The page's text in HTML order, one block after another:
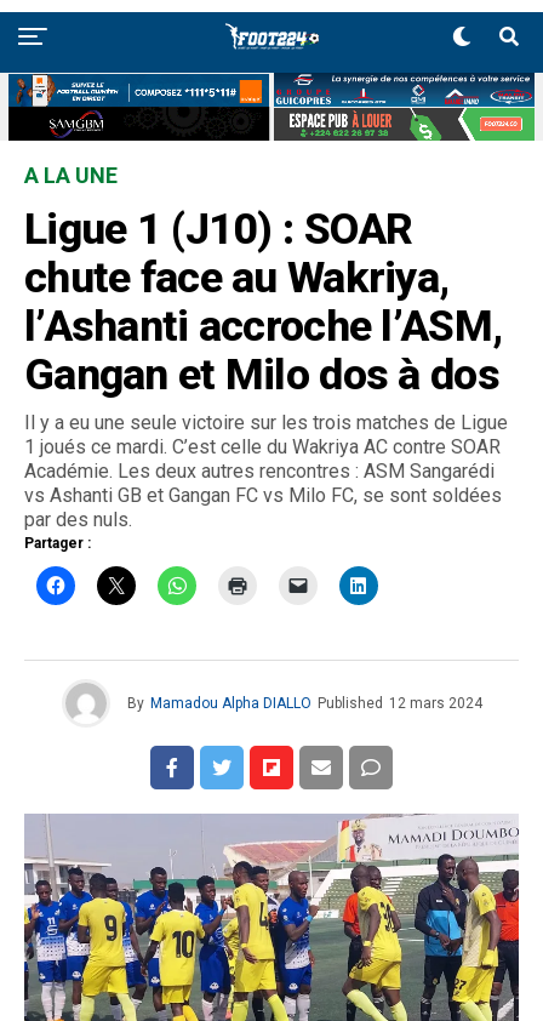
A LA UNE
Ligue 1 (J10) : SOAR
chute face au Wakriya,
l’Ashanti accroche l’ASM,
Gangan et Milo dos à dos
Il y a eu une seule victoire sur les trois matches de Ligue
1 joués ce mardi. C’est celle du Wakriya AC contre SOAR
Académie. Les deux autres rencontres : ASM Sangarédi
vs Ashanti GB et Gangan FC vs Milo FC, se sont soldées
par des nuls.
Partager :
By Mamadou Alpha DIALLO Published 12 mars 2024